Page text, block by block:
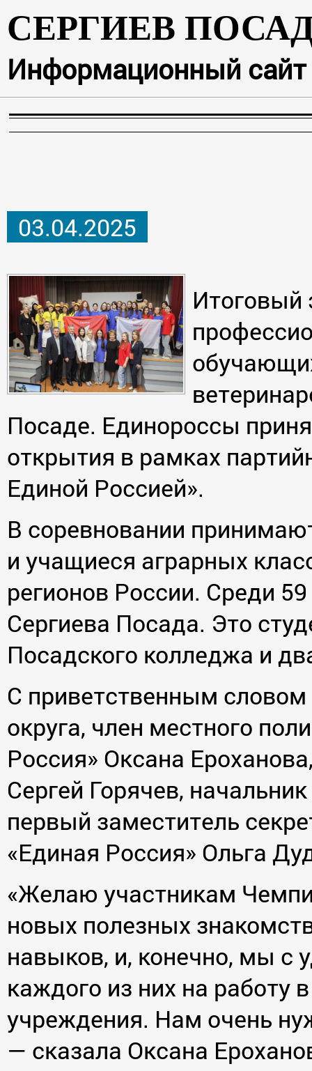
СЕРГИЕВ
Информационный сайт
03.04.2025
Итоговый
Посаде. Единороссы
открытия в рамках
Единой Россией».
В соревновании
и учащиеся аграрных
регионов России. Среди
Сергиева Посада. Это
Посадского колледжа и
С приветственным словом
округа, член местного
Россия» Оксана
Сергей Горячев,
первый заместитель
«Единая Россия» Ольга
«Желаю участникам
новых полезных
навыков, и, конечно, мы с
каждого из них на работу
учреждения. Нам очень
— сказала Оксана